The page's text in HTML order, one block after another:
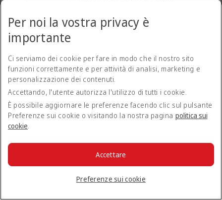
Contattate l' ufficio Emirates localee faremo il possibile per
soddisfare le vostre esigenze.
Tornare all'inizio
Viaggi accessibili
Per maggiori informazioni sui Viaggi accessibili, consultate
questa pagina.
Tornare a Tutti gli argomenti
Tutti gli argomenti delle Domande
frequenti
Per noi la vostra privacy è
importante
Ci serviamo dei cookie per fare in modo che il nostro sito
funzioni correttamente e per attività di analisi, marketing e
personalizzazione dei contenuti.
Accettando, l'utente autorizza l'utilizzo di tutti i cookie.
È possibile aggiornare le preferenze facendo clic sul pulsante
Preferenze sui cookie o visitando la nostra pagina politica sui
cookie.
Preferenze sui cookie
Accettare